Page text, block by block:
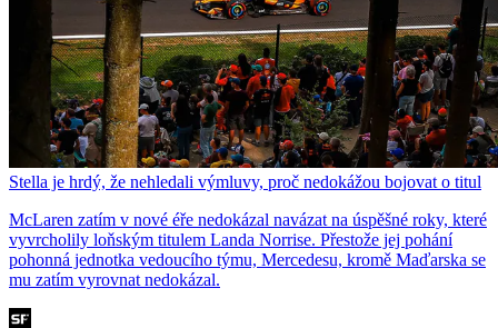
Stella je hrdý, že nehledali výmluvy, proč nedokážou bojovat o titul
McLaren zatím v nové éře nedokázal navázat na úspěšné roky, které
vyvrcholily loňským titulem Landa Norrise. Přestože jej pohání
pohonná jednotka vedoucího týmu, Mercedesu, kromě Maďarska se
mu zatím vyrovnat nedokázal.